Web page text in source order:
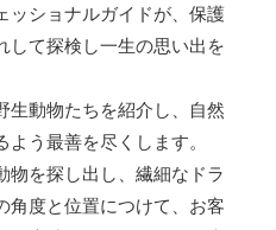
ッショナルガイドが、保護
して探検し一生の思い出を
生動物たちを紹介し、自然
う最善を尽くします。
物を探し出し、繊細なドラ
角度と位置につけて、お客